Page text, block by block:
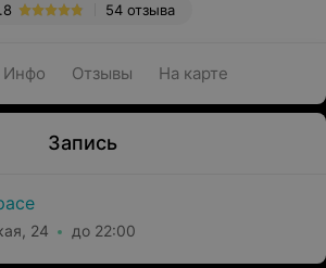
54 отзыва
Инфо Отзывы На карте
Запись
24 до 22:00